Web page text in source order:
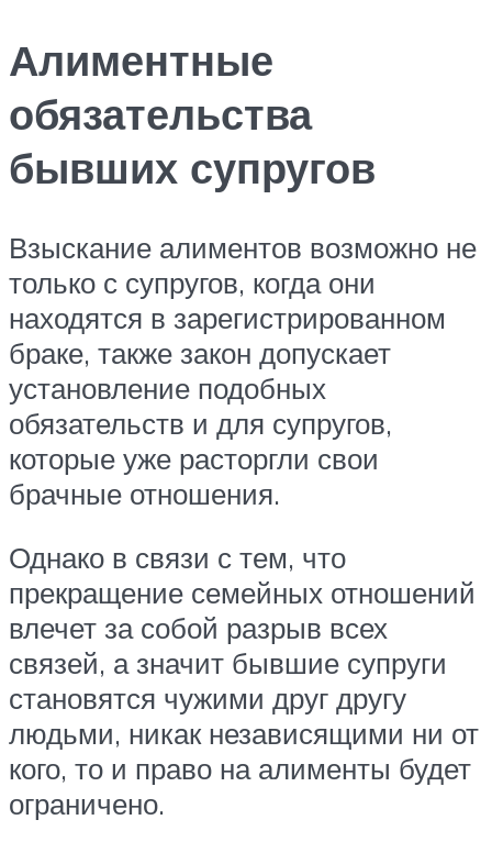
Алиментные
обязательства
бывших супругов
Взыскание алиментов возможно не
только с супругов, когда они
находятся в зарегистрированном
браке, также закон допускает
установление подобных
обязательств и для супругов,
которые уже расторгли свои
брачные отношения.
Однако в связи с тем, что
прекращение семейных отношений
влечет за собой разрыв всех
связей, а значит бывшие супруги
становятся чужими друг другу
людьми, никак независящими ни от
кого, то и право на алименты будет
ограничено.